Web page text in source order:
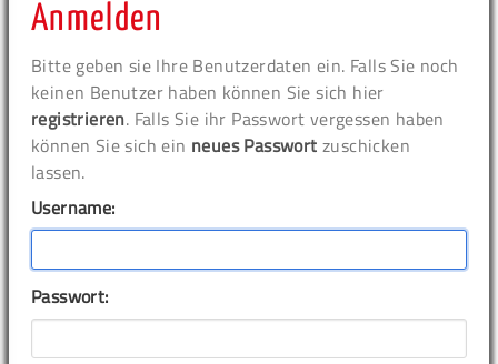
Anmelden
Bitte geben sie Ihre Benutzerdaten ein. Falls Sie noch
keinen Benutzer haben können Sie sich hier
registrieren. Falls Sie ihr Passwort vergessen haben
können Sie sich ein neues Passwort zuschicken
lassen.
Username:
Passwort: